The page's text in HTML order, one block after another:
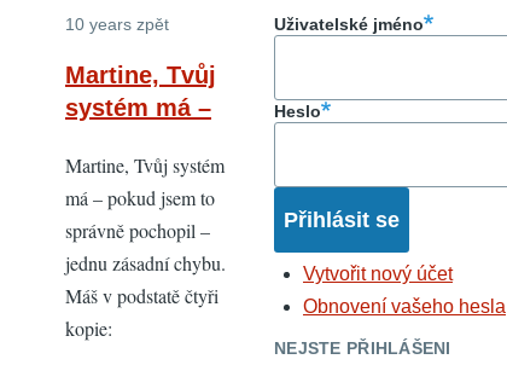
10 years zpět
Martine, Tvůj
systém má –
Martine, Tvůj systém
má – pokud jsem to
správně pochopil –
jednu zásadní chybu.
Máš v podstatě čtyři
kopie:
Uživatelské jméno
Heslo
Vytvořit nový účet
Obnovení vašeho hesla
NEJSTE PŘIHLÁŠENI